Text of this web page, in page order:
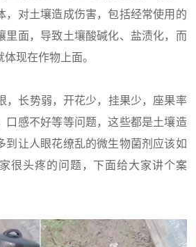
，对土壤造成伤害，包括经常使用的
里面，导致土壤酸碱化、盐渍化，而
现在作物上面。
，长势弱，开花少，挂果少，座果率
口感不好等等问题，这些都是土壤造
到让人眼花缭乱的微生物菌剂应该如
很头疼的问题，下面给大家讲个案